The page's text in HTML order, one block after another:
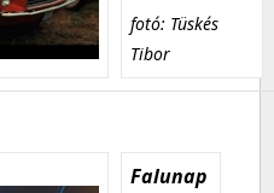
fotó: Tüskés
Tibor
Falunap